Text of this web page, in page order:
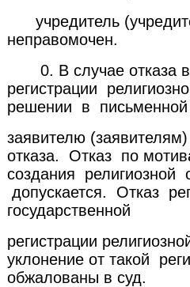
учредитель
0. В случае отказа в
регистрации
решении в
заявителю
отказа. Отказ по
создания религиозной
допускается. Отказ
государственной
регистрации
уклонение от такой
обжалованы